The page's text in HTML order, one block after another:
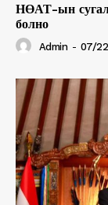
НӨАТ-ын
болно
Admin - 07/